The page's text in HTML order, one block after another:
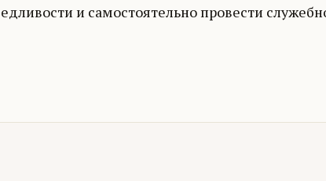
и самостоятельно провести